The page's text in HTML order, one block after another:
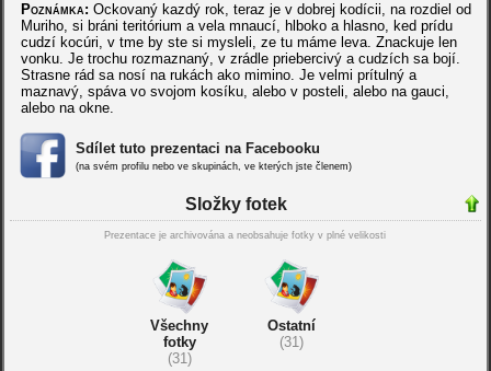
Poznámka: Ockovaný kazdý rok, teraz je v dobrej kodícii, na rozdiel od
Muriho, si bráni teritórium a vela mnaucí, hlboko a hlasno, ked prídu
cudzí kocúri, v tme by ste si mysleli, ze tu máme leva. Znackuje len
vonku. Je trochu rozmaznaný, v zrádle priebercivý a cudzích sa bojí.
Strasne rád sa nosí na rukách ako mimino. Je velmi prítulný a
maznavý, spáva vo svojom kosíku, alebo v posteli, alebo na gauci,
alebo na okne.
Sdílet tuto prezentaci na Facebooku
(na svém profilu nebo ve skupinách, ve kterých jste členem)
Složky fotek
Prezentace je archivována a neobsahuje fotky v plné velikosti
Všechny
fotky
(31)
Ostatní
(31)